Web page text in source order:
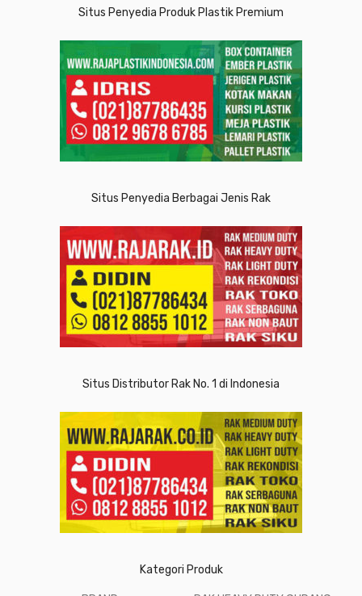
Situs Penyedia Produk Plastik Premium
Situs Penyedia Berbagai Jenis Rak
Situs Distributor Rak No. 1 di Indonesia
Kategori Produk